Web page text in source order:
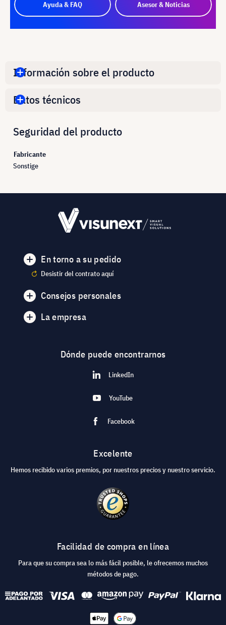
Ayuda & FAQ Asesor & Noticias
Información sobre el producto
Datos técnicos
Seguridad del producto
Fabricante
Sonstige
En torno a su pedido
Desistir del contrato aquí
Consejos personales
La empresa
Dónde puede encontrarnos
LinkedIn
YouTube
Facebook
Excelente
Hemos recibido varios premios, por nuestros precios y nuestro servicio.
Facilidad de compra en línea
Para que su compra sea lo más fácil posible, le ofrecemos muchos
métodos de pago.